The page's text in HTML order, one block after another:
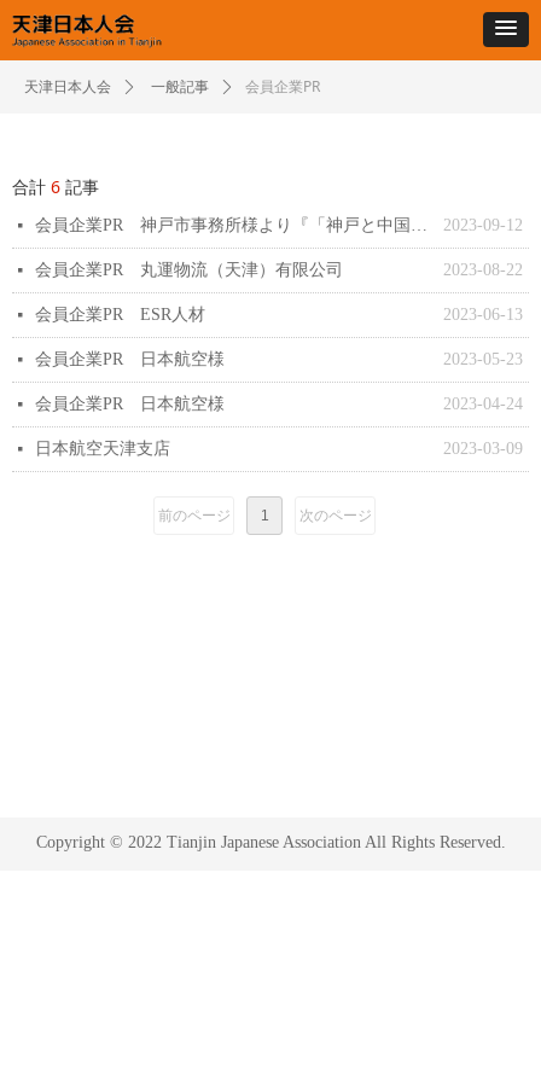
天津日本人会 ꄲ 一般記事 ꄲ 会員企業PR
合計 6 記事
2023-09-12
넷 会員企業PR 神戸市事務所様より『「神戸と中国」写真・キャプションコンテスト参加募集』のご案内
2023-08-22
넷 会員企業PR 丸運物流（天津）有限公司
2023-06-13
넷 会員企業PR ESR人材
2023-05-23
넷 会員企業PR 日本航空様
2023-04-24
넷 会員企業PR 日本航空様
2023-03-09
넷 日本航空天津支店
前のページ 1 次のページ
Copyright © 2022 Tianjin Japanese Association All Rights Reserved.